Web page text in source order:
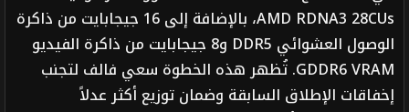
AMD RDNA3 28CUs، بالإضافة إلى 16 جيجابايت من ذاكرة
الوصول العشوائي DDR5 و8 جيجابايت من ذاكرة الفيديو
GDDR6 VRAM. تُظهر هذه الخطوة سعي فالف لتجنب
إخفاقات الإطلاق السابقة وضمان توزيع أكثر عدلاً